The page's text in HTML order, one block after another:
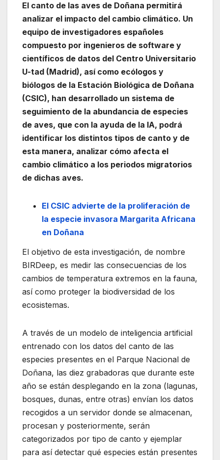
El canto de las aves de Doñana permitirá
analizar el impacto del cambio climático. Un
equipo de investigadores españoles
compuesto por ingenieros de software y
científicos de datos del Centro Universitario
U-tad (Madrid), así como ecólogos y
biólogos de la Estación Biológica de Doñana
(CSIC), han desarrollado un sistema de
seguimiento de la abundancia de especies
de aves, que con la ayuda de la IA, podrá
identificar los distintos tipos de canto y de
esta manera, analizar cómo afecta el
cambio climático a los periodos migratorios
de dichas aves.
El CSIC advierte de la proliferación de
la especie invasora Margarita Africana
en Doñana
El objetivo de esta investigación, de nombre
BIRDeep, es medir las consecuencias de los
cambios de temperatura extremos en la fauna,
así como proteger la biodiversidad de los
ecosistemas.
A través de un modelo de inteligencia artificial
entrenado con los datos del canto de las
especies presentes en el Parque Nacional de
Doñana, las diez grabadoras que durante este
año se están desplegando en la zona (lagunas,
bosques, dunas, entre otras) envían los datos
recogidos a un servidor donde se almacenan,
procesan y posteriormente, serán
categorizados por tipo de canto y ejemplar
para así detectar qué especies están presentes